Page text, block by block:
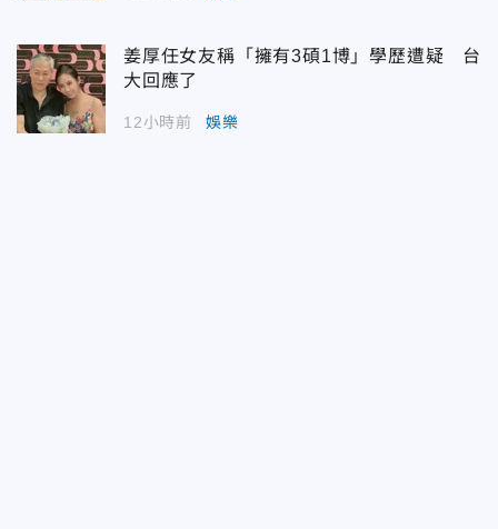
姜厚任女友稱「擁有3碩1博」學歷遭疑 台
大回應了
12小時前 娛樂